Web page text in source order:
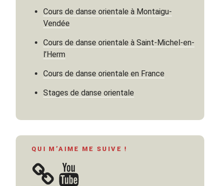
Cours de danse orientale à Montaigu-
Vendée
Cours de danse orientale à Saint-Michel-en-
l’Herm
Cours de danse orientale en France
Stages de danse orientale
QUI M’AIME ME SUIVE !
YouTube